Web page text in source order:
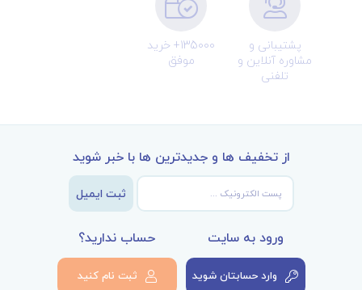
پشتیبانی و
مشاوره آنلاین و
تلفنی
135000+ خرید
موفق
از تخفیف ها و جدیدترین ها با خبر شوید
ثبت ایمیل
ورود به سایت
وارد حسابتان شوید
حساب ندارید؟
ثبت نام کنید